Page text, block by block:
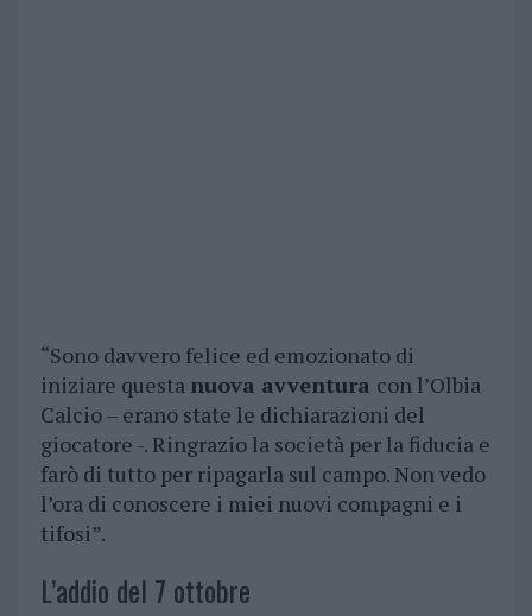
“Sono davvero felice ed emozionato di
iniziare questa nuova avventura con l’Olbia
Calcio – erano state le dichiarazioni del
giocatore -. Ringrazio la società per la fiducia e
farò di tutto per ripagarla sul campo. Non vedo
l’ora di conoscere i miei nuovi compagni e i
tifosi”.
L’addio del 7 ottobre